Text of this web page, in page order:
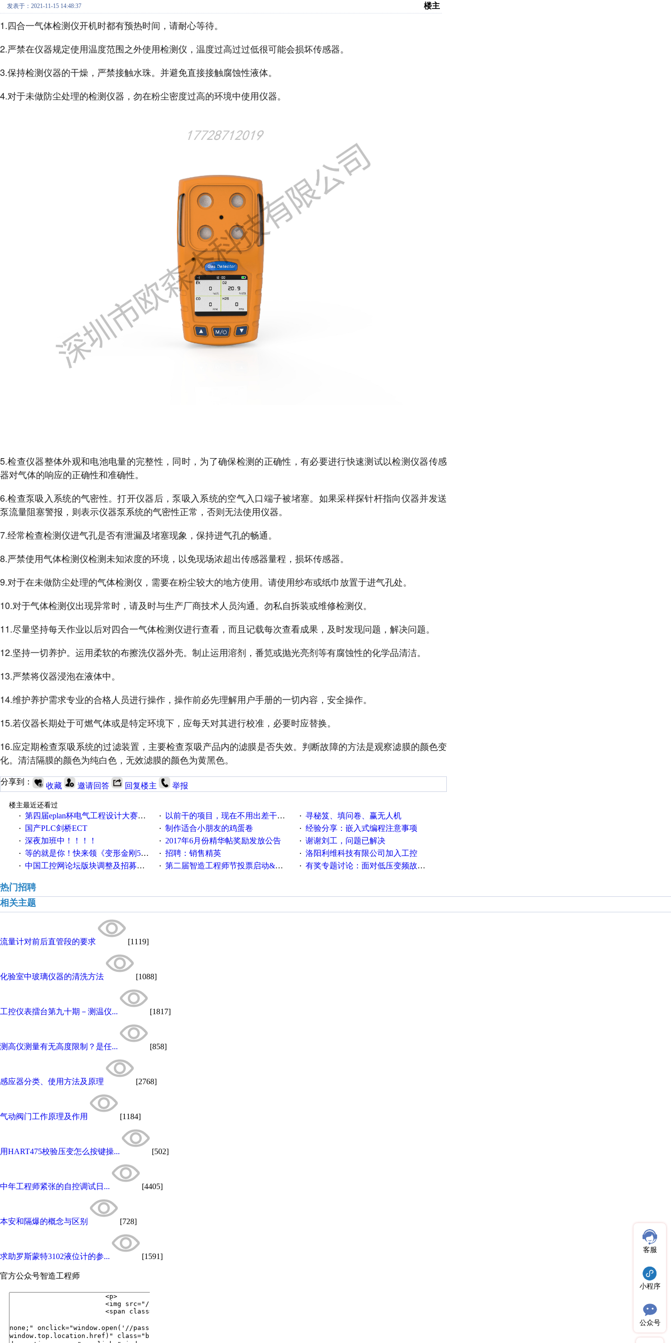
发表于：2021-11-15 14:48:37 楼主
1.四合一气体检测仪开机时都有预热时间，请耐心等待。
2.严禁在仪器规定使用温度范围之外使用检测仪，温度过高过过低很可能会损坏传感器。
3.保持检测仪器的干燥，严禁接触水珠。并避免直接接触腐蚀性液体。
4.对于未做防尘处理的检测仪器，勿在粉尘密度过高的环境中使用仪器。
5.检查仪器整体外观和电池电量的完整性，同时，为了确保检测的正确性，有必要进行快速测试以检测仪器传感
器对气体的响应的正确性和准确性。
6.检查泵吸入系统的气密性。打开仪器后，泵吸入系统的空气入口端子被堵塞。如果采样探针杆指向仪器并发送
泵流量阻塞警报，则表示仪器泵系统的气密性正常，否则无法使用仪器。
7.经常检查检测仪进气孔是否有泄漏及堵塞现象，保持进气孔的畅通。
8.严禁使用气体检测仪检测未知浓度的环境，以免现场浓超出传感器量程，损坏传感器。
9.对于在未做防尘处理的气体检测仪，需要在粉尘较大的地方使用。请使用纱布或纸巾放置于进气孔处。
10.对于气体检测仪出现异常时，请及时与生产厂商技术人员沟通。勿私自拆装或维修检测仪。
11.尽量坚持每天作业以后对四合一气体检测仪进行查看，而且记载每次查看成果，及时发现问题，解决问题。
12.坚持一切养护。运用柔软的布擦洗仪器外壳。制止运用溶剂，番笕或抛光亮剂等有腐蚀性的化学品清洁。
13.严禁将仪器浸泡在液体中。
14.维护养护需求专业的合格人员进行操作，操作前必先理解用户手册的一切内容，安全操作。
15.若仪器长期处于可燃气体或是特定环境下，应每天对其进行校准，必要时应替换。
16.应定期检查泵吸系统的过滤装置，主要检查泵吸产品内的滤膜是否失效。判断故障的方法是观察滤膜的颜色变
化。清洁隔膜的颜色为纯白色，无效滤膜的颜色为黄黑色。
分享到： 收藏 邀请回答 回复楼主 举报
楼主最近还看过
· 第四届eplan杯电气工程设计大赛报名啦！！！ · 以前干的项目，现在不用出差干项目了，好怀念 · 寻秘笈、填问卷、赢无人机
· 国产PLC剑桥ECT · 制作适合小朋友的鸡蛋卷 · 经验分享：嵌入式编程注意事项
· 深夜加班中！！！！ · 2017年6月份精华帖奖励发放公告 · 谢谢刘工，问题已解决
· 等的就是你！快来领《变形金刚5》观影券 · 招聘：销售精英 · 洛阳利维科技有限公司加入工控
· 中国工控网论坛版块调整及招募版主公告 · 第二届智造工程师节投票启动&周周有礼！ · 有奖专题讨论：面对低压变频故障，老手是这样解决的！
热门招聘
相关主题
流量计对前后直管段的要求 [1119]
化验室中玻璃仪器的清洗方法 [1088]
工控仪表擂台第九十期－测温仪... [1817]
测高仪测量有无高度限制？是任... [858]
感应器分类、使用方法及原理 [2768]
气动阀门工作原理及作用 [1184]
用HART475校验压变怎么按键操... [502]
中年工程师紧张的自控调试日... [4405]
本安和隔爆的概念与区别 [728]
求助罗斯蒙特3102液位计的参... [1591]
官方公众号智造工程师
客服
小程序
公众号